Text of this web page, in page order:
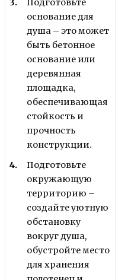
Подготовьте
основание для
душа – это может
быть бетонное
основание или
деревянная
площадка,
обеспечивающая
стойкость и
прочность
конструкции.
Подготовьте
окружающую
территорию –
создайте уютную
обстановку
вокруг душа,
обустройте место
для хранения